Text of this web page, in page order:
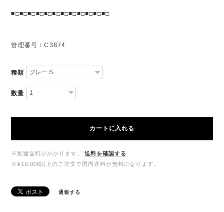
■□■□■□■□■□■□■□■□■□■□■□■□
管理番号：C3874
種類
数量
カートに入れる
※別途送料がかかります。
送料を確認する
※¥10,000以上のご注文で国内送料が無料になります。
通報する